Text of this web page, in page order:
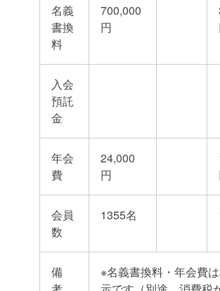
名義
書換
料
700,000
円
入会
預託
金
年会
費
24,000
円
会員
数
1355名
備
※名義書換料・年会費